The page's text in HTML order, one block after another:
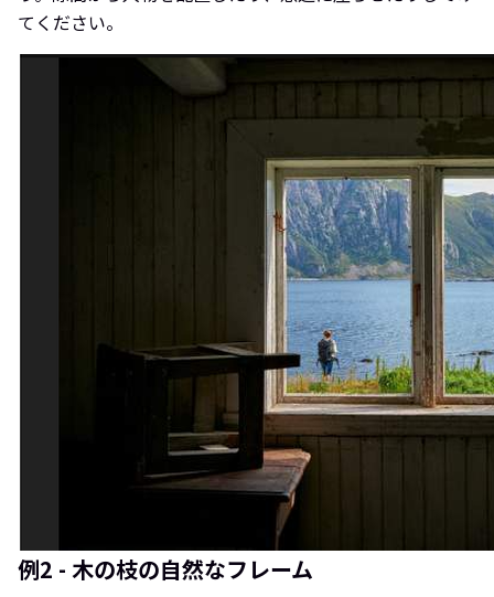
てください。
例2 - 木の枝の自然なフレーム